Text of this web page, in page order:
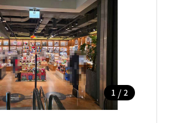
1 / 2